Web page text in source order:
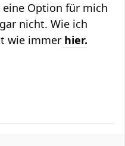
Option für mich
nicht. Wie ich
wie immer hier.